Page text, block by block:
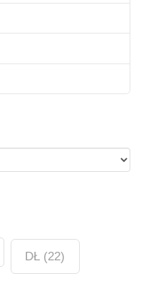
DŁ (22)